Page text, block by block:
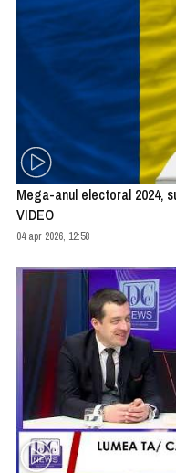
Mega-anul electoral 2024,
VIDEO
04 apr 2026, 12:58